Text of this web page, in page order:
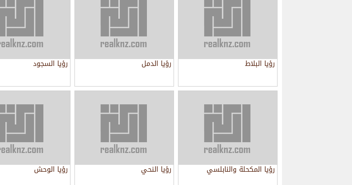
رؤيا البلاط رؤيا الدمل رؤيا السجود
رؤيا المكحلة والنابلسي رؤيا النحي رؤيا الوحش